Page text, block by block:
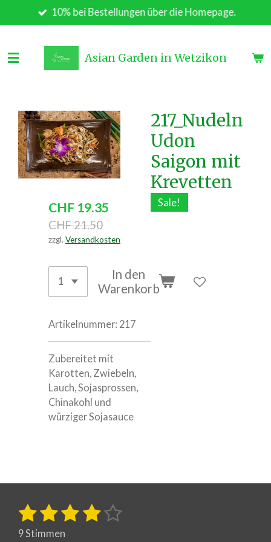
Hauptinhalt
10% bei Bestellungen über die Homepage.
Asian Garden in Wetzikon
217_Nudeln
Udon
Saigon mit
Krevetten
Sale!
CHF 19.35
CHF 21.50
zzgl. Versandkosten
In den
Warenkorb
Artikelnummer: 217
Zubereitet mit
Karotten, Zwiebeln,
Lauch, Sojasprossen,
Chinakohl und
würziger Sojasauce
B
e
w
1
S
2
S
3
S
4 5
B
9 Stimmen